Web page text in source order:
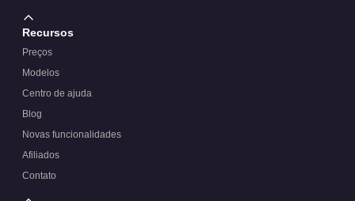
Recursos
Preços
Modelos
Centro de ajuda
Blog
Novas funcionalidades
Afiliados
Contato